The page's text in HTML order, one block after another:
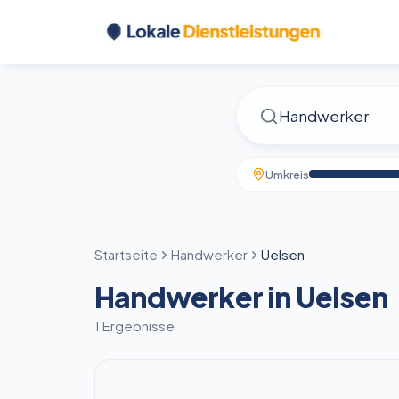
Umkreis
Startseite Handwerker Uelsen
Handwerker in Uelsen
1 Ergebnisse